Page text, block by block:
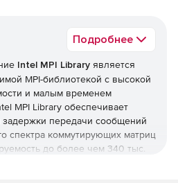
Подробнее
Intel MPI Library является
MPI-библиотекой с высокой
и малым временем
MPI Library обеспечивает
передачи сообщений
спектра коммутирующих матриц
до более чем 340 тыс.